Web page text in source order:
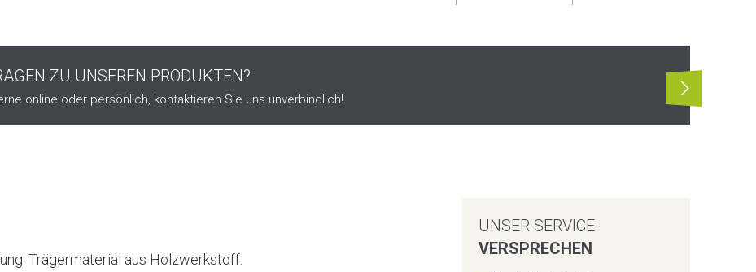
ZU UNSEREN PRODUKTEN?
online oder persönlich, kontaktieren Sie uns unverbindlich!
Trägermaterial aus Holzwerkstoff.
UNSER SERVICE-
VERSPRECHEN